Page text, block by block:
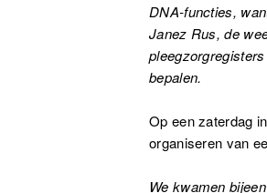
DNA-functies,
Janez Rus, de
bepalen.
Op een zaterdag
organiseren van
We kwamen